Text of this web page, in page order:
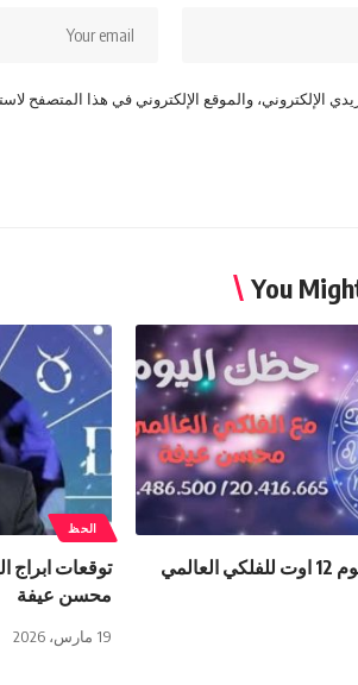
الإلكتروني، والموقع الإلكتروني في هذا المتصفح
You
توقعات الأبراج اليوم 12 اوت للفلكي العالمي
الحظ
محسن عيفة
19 مارس، 2026